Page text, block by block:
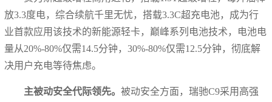
放3.3度电，综合续航千里无忧，搭载3.3C超充电池，成为行
业首款应用该技术的新能源轻卡，巅峰系列电池技术，电池电
量从20%-80%仅需14.5分钟，30%-80%仅需12.5分钟，彻底解
决用户充电等待焦虑。
主被动安全代际领先。被动安全方面，瑞驰C9采用高强